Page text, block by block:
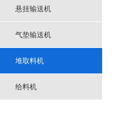
悬挂输送机
气垫输送机
堆取料机
给料机